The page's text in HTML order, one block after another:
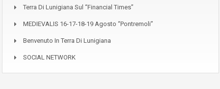
Terra Di Lunigiana Sul “Financial Times”
MEDIEVALIS 16-17-18-19 Agosto “Pontremoli”
Benvenuto In Terra Di Lunigiana
SOCIAL NETWORK